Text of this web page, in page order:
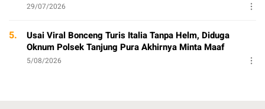
29/07/2026
5.
Usai Viral Bonceng Turis Italia Tanpa Helm, Diduga
Oknum Polsek Tanjung Pura Akhirnya Minta Maaf
5/08/2026